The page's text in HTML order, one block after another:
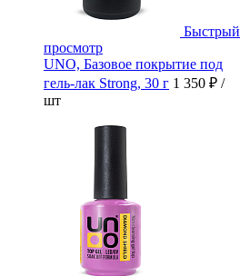
Быстрый
просмотр
UNO, Базовое покрытие под
гель-лак Strong, 30 г 1 350 ₽ /
шт